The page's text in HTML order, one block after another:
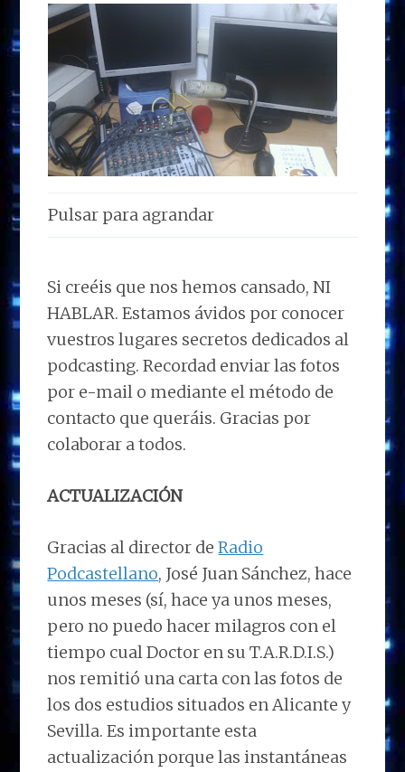
Pulsar para agrandar
Si creéis que nos hemos cansado, NI
HABLAR. Estamos ávidos por conocer
vuestros lugares secretos dedicados al
podcasting. Recordad enviar las fotos
por e-mail o mediante el método de
contacto que queráis. Gracias por
colaborar a todos.
ACTUALIZACIÓN
Gracias al director deRadio
Podcastellano, José Juan Sánchez, hace
unos meses (sí, hace ya unos meses,
pero no puedo hacer milagros con el
tiempo cual Doctor en su T.A.R.D.I.S.)
nos remitió una carta con las fotos de
los dos estudios situados en Alicante y
Sevilla. Es importante esta
actualización porque las instantáneas